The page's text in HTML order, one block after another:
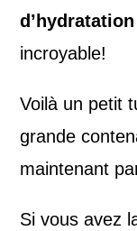
incroyable!
Voilà un petit
grande
maintenant
Si vous avez